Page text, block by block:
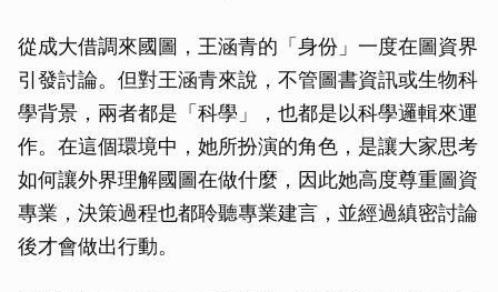
從成大借調來國圖，王涵青的「身份」一度在圖資界
引發討論。但對王涵青來說，不管圖書資訊或生物科
學背景，兩者都是「科學」，也都是以科學邏輯來運
作。在這個環境中，她所扮演的角色，是讓大家思考
如何讓外界理解國圖在做什麼，因此她高度尊重圖資
專業，決策過程也都聆聽專業建言，並經過縝密討論
後才會做出行動。